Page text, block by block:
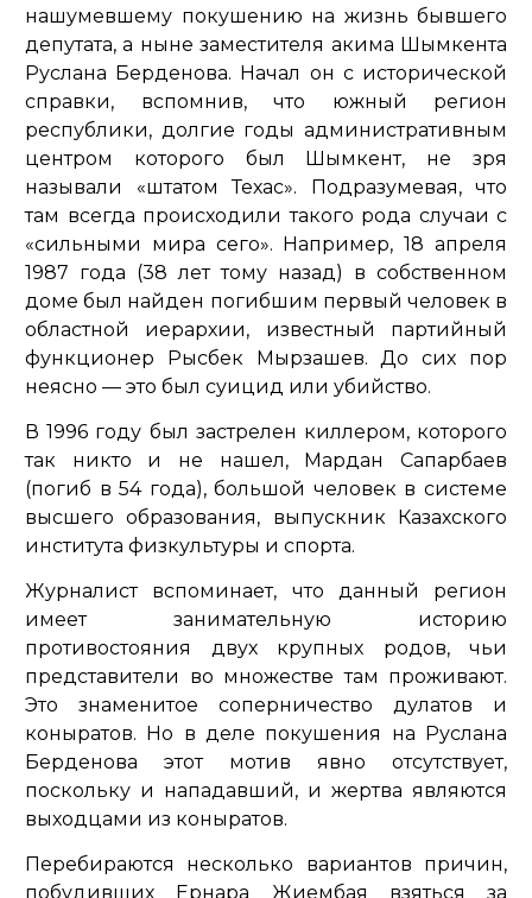
нашумевшему покушению на жизнь бывшего
депутата, а ныне заместителя акима Шымкента
Руслана Берденова. Начал он с исторической
справки, вспомнив, что южный регион
республики, долгие годы административным
центром которого был Шымкент, не зря
называли «штатом Техас». Подразумевая, что
там всегда происходили такого рода случаи с
«сильными мира сего». Например, 18 апреля
1987 года (38 лет тому назад) в собственном
доме был найден погибшим первый человек в
областной иерархии, известный партийный
функционер Рысбек Мырзашев. До сих пор
неясно — это был суицид или убийство.
В 1996 году был застрелен киллером, которого
так никто и не нашел, Мардан Сапарбаев
(погиб в 54 года), большой человек в системе
высшего образования, выпускник Казахского
института физкультуры и спорта.
Журналист вспоминает, что данный регион
имеет занимательную историю
противостояния двух крупных родов, чьи
представители во множестве там проживают.
Это знаменитое соперничество дулатов и
коныратов. Но в деле покушения на Руслана
Берденова этот мотив явно отсутствует,
поскольку и нападавший, и жертва являются
выходцами из коныратов.
Перебираются несколько вариантов причин,
побудивших Ернара Жиембая взяться за